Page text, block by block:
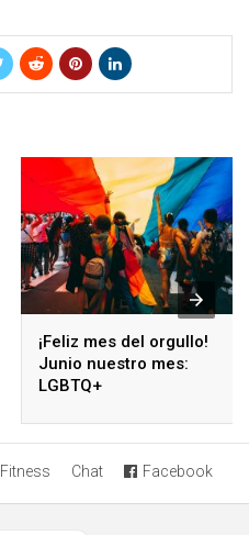
¡Feliz mes del orgullo!
Junio nuestro mes:
LGBTQ+
Fitness Chat Facebook